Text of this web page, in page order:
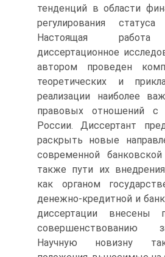
тенденций в области
регулирования
Настоящая работа
диссертационное
автором проведен
теоретических и
реализации наиболее
правовых отношений с
России. Диссертант
раскрыть новые
современной
также пути их
как органом
денежно-кредитной и
диссертации внесены
совершенствованию
Научную новизну